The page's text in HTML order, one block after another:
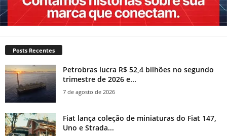
Posts Recentes
Petrobras lucra R$ 52,4 bilhões no segundo
trimestre de 2026 e...
7 de agosto de 2026
Fiat lança coleção de miniaturas do Fiat 147,
Uno e Strada...